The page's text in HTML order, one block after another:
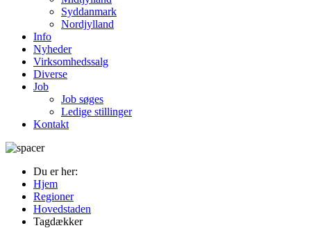
Syddanmark
Nordjylland
Info
Nyheder
Virksomhedssalg
Diverse
Job
Job søges
Ledige stillinger
Kontakt
Du er her:
Hjem
Regioner
Hovedstaden
Tagdækker